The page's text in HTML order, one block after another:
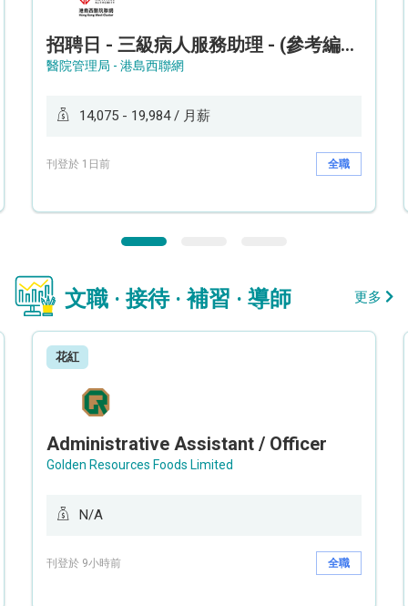
招聘日 - 三級病人服務助理 - (參考編號: HKWCS260107)
醫院管理局 - 港島西聯網
14,075 - 19,984 / 月薪
刊登於 1日前 全職
文職 · 接待 · 補習 · 導師 更多
花紅
Administrative Assistant / Officer
Golden Resources Foods Limited
N/A
刊登於 9小時前 全職